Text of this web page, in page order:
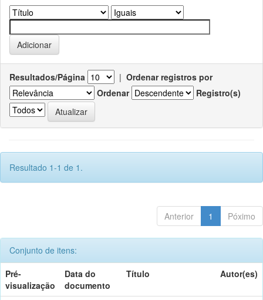
Resultados/Página | Ordenar registros por
Ordenar
Registro(s)
Resultado 1-1 de 1.
Anterior 1 Póximo
Conjunto de itens:
Pré-
visualização
Data do
documento
Título Autor(es)